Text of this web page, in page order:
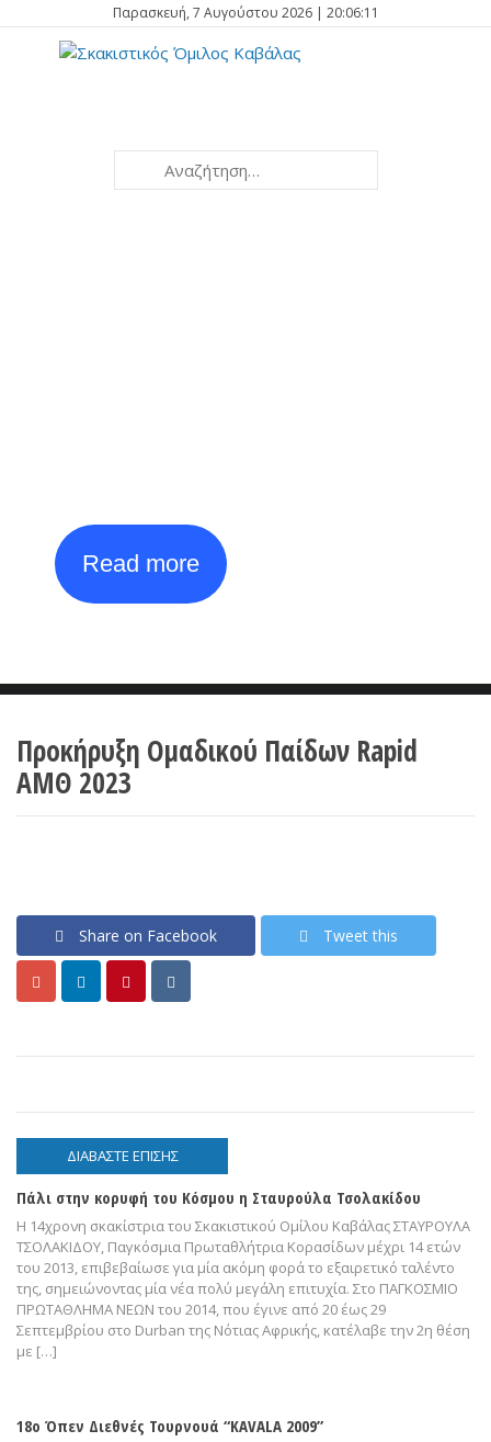
Παρασκευή, 7 Αυγούστου 2026 | 20:06:12
Read more
Προκήρυξη Ομαδικού Παίδων Rapid
ΑΜΘ 2023
Share on Facebook Tweet this
ΔΙΑΒΆΣΤΕ ΕΠΊΣΗΣ
Πάλι στην κορυφή του Κόσμου η Σταυρούλα Τσολακίδου
Η 14χρονη σκακίστρια του Σκακιστικού Ομίλου Καβάλας ΣΤΑΥΡΟΥΛΑ
ΤΣΟΛΑΚΙΔΟΥ, Παγκόσμια Πρωταθλήτρια Κορασίδων μέχρι 14 ετών
του 2013, επιβεβαίωσε για μία ακόμη φορά το εξαιρετικό ταλέντο
της, σημειώνοντας μία νέα πολύ μεγάλη επιτυχία. Στο ΠΑΓΚΟΣΜΙΟ
ΠΡΩΤΑΘΛΗΜΑ ΝΕΩΝ του 2014, που έγινε από 20 έως 29
Σεπτεμβρίου στο Durban της Νότιας Αφρικής, κατέλαβε την 2η θέση
με […]
18ο Όπεν Διεθνές Τουρνουά “KAVALA 2009”